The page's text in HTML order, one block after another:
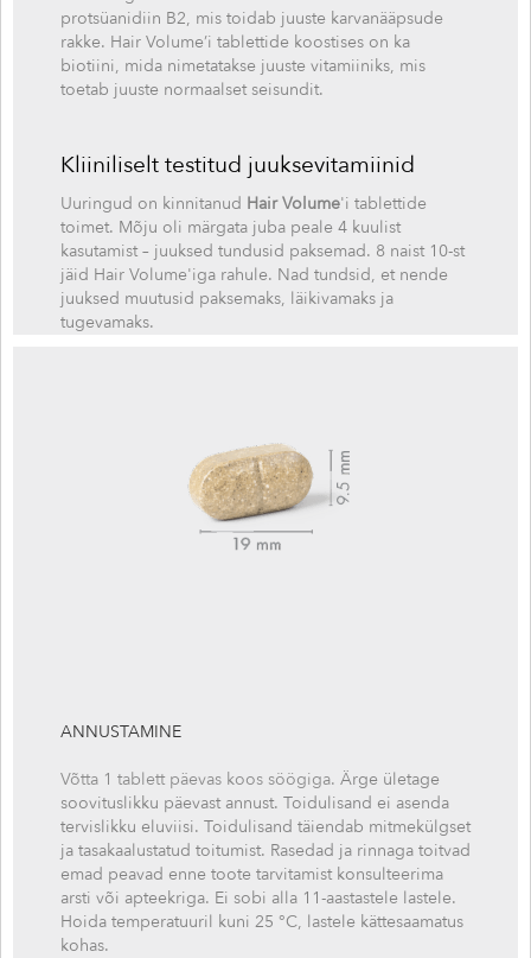
protsüanidiin B2, mis toidab juuste karvanääpsude
rakke. Hair Volume’i tablettide koostises on ka
biotiini, mida nimetatakse juuste vitamiiniks, mis
toetab juuste normaalset seisundit.
Kliiniliselt testitud juuksevitamiinid
Uuringud on kinnitanud Hair Volume'i tablettide
toimet. Mõju oli märgata juba peale 4 kuulist
kasutamist – juuksed tundusid paksemad. 8 naist 10-st
jäid Hair Volume'iga rahule. Nad tundsid, et nende
juuksed muutusid paksemaks, läikivamaks ja
tugevamaks.
ANNUSTAMINE
Võtta 1 tablett päevas koos söögiga. Ärge ületage
soovituslikku päevast annust. Toidulisand ei asenda
tervislikku eluviisi. Toidulisand täiendab mitmekülgset
ja tasakaalustatud toitumist. Rasedad ja rinnaga toitvad
emad peavad enne toote tarvitamist konsulteerima
arsti või apteekriga. Ei sobi alla 11-aastastele lastele.
Hoida temperatuuril kuni 25 °C, lastele kättesaamatus
kohas.